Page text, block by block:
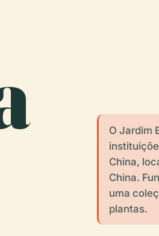
O Jardim
China,
China.
uma
plantas.